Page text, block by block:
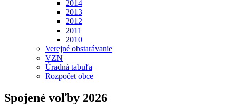
2014
2013
2012
2011
2010
Verejné obstarávanie
VZN
Úradná tabuľa
Rozpočet obce
Spojené voľby 2026